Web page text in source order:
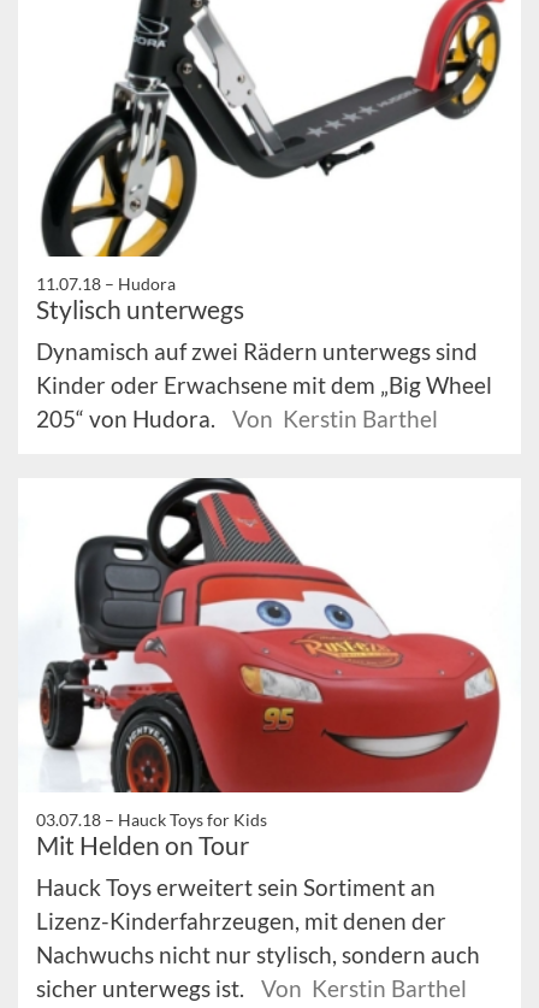
11.07.18 – Hudora
Stylisch unterwegs
Dynamisch auf zwei Rädern unterwegs sind
Kinder oder Erwachsene mit dem „Big Wheel
205“ von Hudora.
Von Kerstin Barthel
03.07.18 – Hauck Toys for Kids
Mit Helden on Tour
Hauck Toys erweitert sein Sortiment an
Lizenz-Kinderfahrzeugen, mit denen der
Nachwuchs nicht nur stylisch, sondern auch
sicher unterwegs ist.
Von Kerstin Barthel